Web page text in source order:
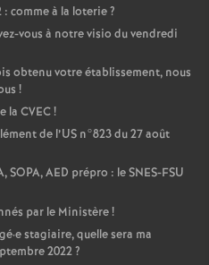
comme à la loterie?
vous à notre visio du vendredi
obtenu votre établissement, nous
!
la CVEC!
de l’US n°823 du 27 août
AED prépro : le SNES-FSU
par le Ministère!
·e stagiaire, quelle sera ma
2022?